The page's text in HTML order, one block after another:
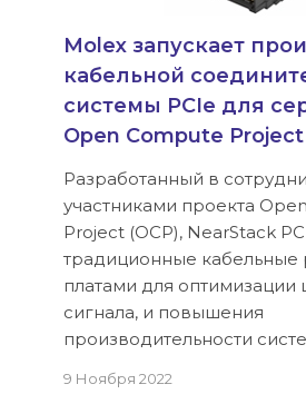
Molex запускает
кабельной
системы PCIe для
Open Compute Project
Разработанный в
участниками проекта
Project (OCP), NearStack
традиционные кабельные
платами для оптимизации
сигнала, и повышения
производительности
9 Ноября 2022